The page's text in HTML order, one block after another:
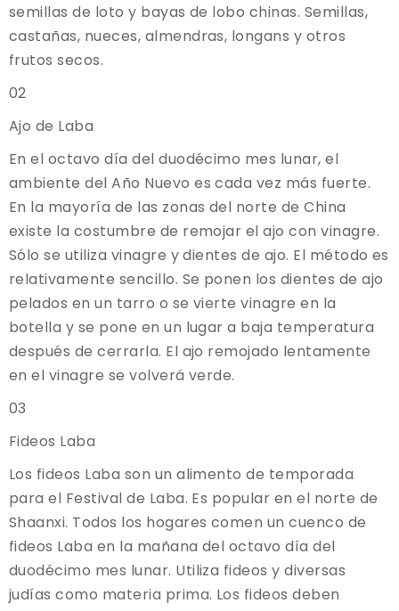
semillas de loto y bayas de lobo chinas. Semillas,
castañas, nueces, almendras, longans y otros
frutos secos.
02
Ajo de Laba
En el octavo día del duodécimo mes lunar, el
ambiente del Año Nuevo es cada vez más fuerte.
En la mayoría de las zonas del norte de China
existe la costumbre de remojar el ajo con vinagre.
Sólo se utiliza vinagre y dientes de ajo. El método es
relativamente sencillo. Se ponen los dientes de ajo
pelados en un tarro o se vierte vinagre en la
botella y se pone en un lugar a baja temperatura
después de cerrarla. El ajo remojado lentamente
en el vinagre se volverá verde.
03
Fideos Laba
Los fideos Laba son un alimento de temporada
para el Festival de Laba. Es popular en el norte de
Shaanxi. Todos los hogares comen un cuenco de
fideos Laba en la mañana del octavo día del
duodécimo mes lunar. Utiliza fideos y diversas
judías como materia prima. Los fideos deben